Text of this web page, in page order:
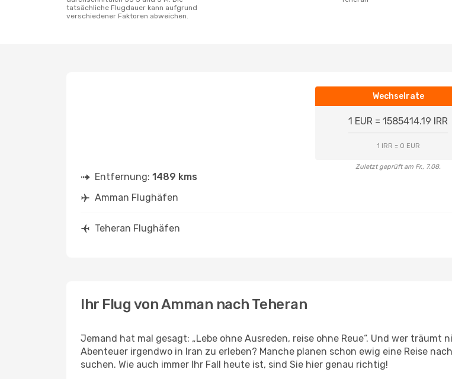
tatsächliche Flugdauer kann aufgrund
verschiedener Faktoren abweichen.
Wechselrate
1 EUR = 1585414.19 IRR
1 IRR = 0 EUR
Zuletzt geprüft am Fr., 7.08.
Entfernung: 1489 kms
Amman Flughäfen
Teheran Flughäfen
Ihr Flug von Amman nach Teheran
Jemand hat mal gesagt: „Lebe ohne Ausreden, reise ohne Reue“. Und wer
Abenteuer irgendwo in Iran zu erleben? Manche planen schon ewig eine Reise
suchen. Wie auch immer Ihr Fall heute ist, sind Sie hier genau richtig!